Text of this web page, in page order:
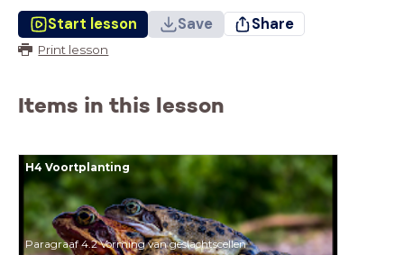
Start lesson Save Share
Print lesson
Items in this lesson
H4 Voortplanting
Paragraaf 4.2 Vorming van geslachtscellen